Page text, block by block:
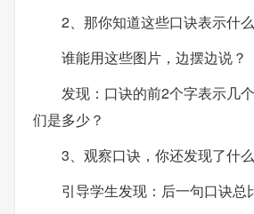
2、那你知道这些口诀表示什
谁能用这些图片，边摆边说？
发现：口诀的前2个字表示几
们是多少？
3、观察口诀，你还发现了什
引导学生发现：后一句口诀总